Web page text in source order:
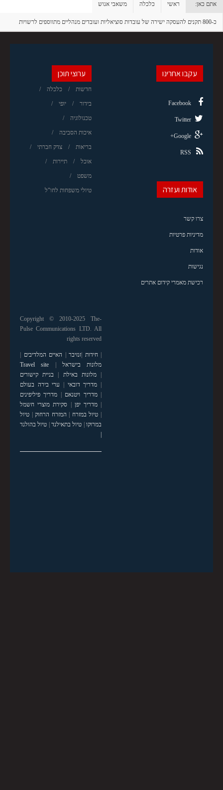
אתם כאן: ראשי כלכלה משאבי אנוש
כ-800 תקנים להעסקה ישירה של עובדות סוציאליות ועובדים מנהליים מתווספים לרשויות
ערוצי תוכן
חדשות כלכלה
בידור יופי
טכנולוגיה
איכות הסביבה
בריאות צדק חברתי
אוכל תיירות
משפט
טיולי משפחות לחו"ל
עקבו אחרינו
Facebook
Twitter
Google+
RSS
אודות ועזרה
צרו קשר
מדיניות פרטיות
אודות
נגישות
רכישת מאמרי קידום אתרים
Copyright © 2010-2025 The-
Pulse Communications LTD. All
rights reserved
|חידות זנזיבר האיים המלדיבים
מלונות בישראל
Travel site
|מלונות באילת
בניית קישורים
מדריך דובאי
ערי בירה בעולם
|מדריך ויטנאם
מדריך פיליפינים
|מדריך יפן
סקירת מוצרי חשמל
טיול במזרח המזרח הרחוק| טיול
במרוקו| טיול בתאילנד| טיול בהולנד